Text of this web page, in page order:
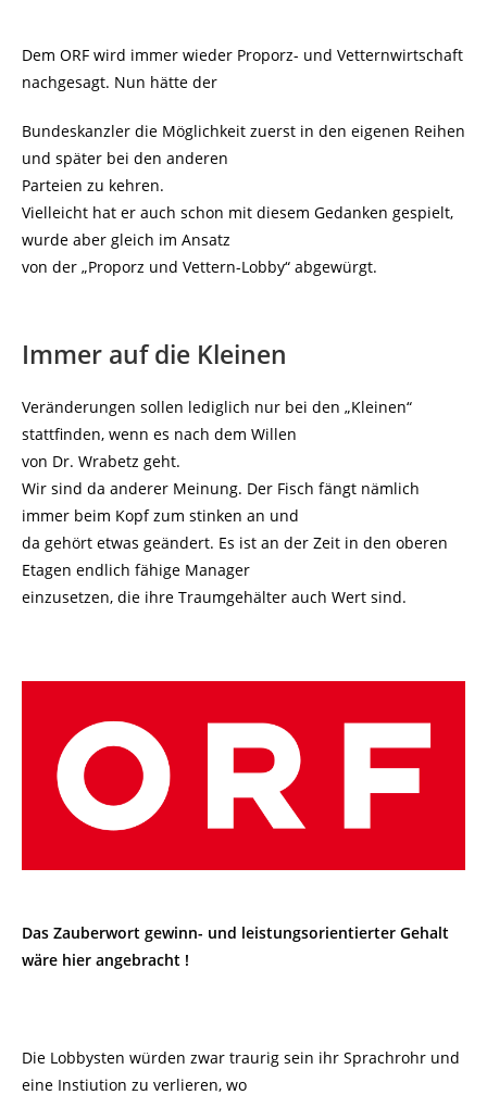
Dem ORF wird immer wieder Proporz- und Vetternwirtschaft
nachgesagt. Nun hätte der
Bundeskanzler die Möglichkeit zuerst in den eigenen Reihen
und später bei den anderen
Parteien zu kehren.
Vielleicht hat er auch schon mit diesem Gedanken gespielt,
wurde aber gleich im Ansatz
von der „Proporz und Vettern-Lobby“ abgewürgt.
Immer auf die Kleinen
Veränderungen sollen lediglich nur bei den „Kleinen“
stattfinden, wenn es nach dem Willen
von Dr. Wrabetz geht.
Wir sind da anderer Meinung. Der Fisch fängt nämlich
immer beim Kopf zum stinken an und
da gehört etwas geändert. Es ist an der Zeit in den oberen
Etagen endlich fähige Manager
einzusetzen, die ihre Traumgehälter auch Wert sind.
Das Zauberwort gewinn- und leistungsorientierter Gehalt
wäre hier angebracht !
Die Lobbysten würden zwar traurig sein ihr Sprachrohr und
eine Instiution zu verlieren, wo